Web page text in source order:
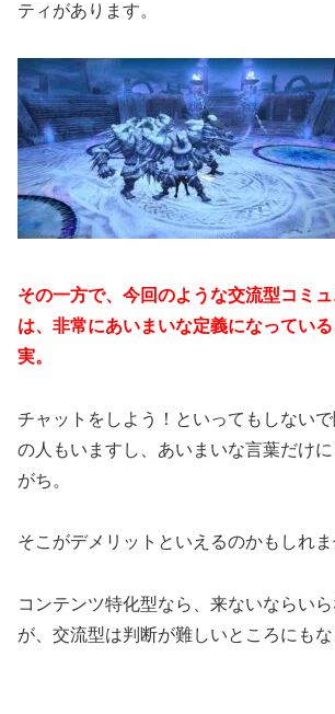
ティがあります。
その一方で、今回のような交流型コミ
は、非常にあいまいな定義になってい
実。
チャットをしよう！といってもしないで
の人もいますし、あいまいな言葉だけ
がち。
そこがデメリットといえるのかもしれま
コンテンツ特化型なら、来ないならい
が、交流型は判断が難しいところにもな